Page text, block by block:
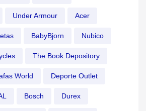
Under Armour Acer
BabyBjorn Nubico
The Book Depository
World Deporte Outlet
Bosch Durex